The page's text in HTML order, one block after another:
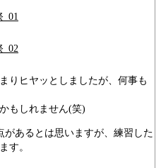
りヒヤッとしましたが、何事も
もしれません(笑)
があるとは思いますが、練習した
す。